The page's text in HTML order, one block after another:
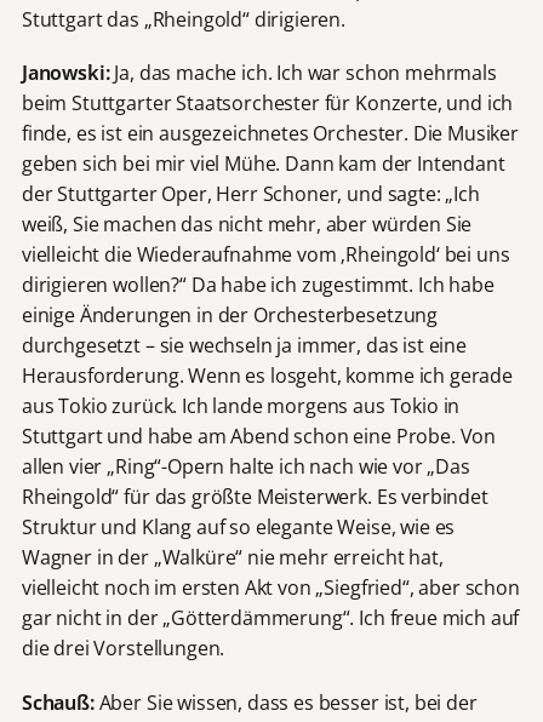
Stuttgart das „Rheingold“ dirigieren.
Janowski:Ja, das mache ich. Ich war schon mehrmals
beim Stuttgarter Staatsorchester für Konzerte, und ich
finde, es ist ein ausgezeichnetes Orchester. Die Musiker
geben sich bei mir viel Mühe. Dann kam der Intendant
der Stuttgarter Oper, Herr Schoner, und sagte: „Ich
weiß, Sie machen das nicht mehr, aber würden Sie
vielleicht die Wiederaufnahme vom ‚Rheingold‘ bei uns
dirigieren wollen?“ Da habe ich zugestimmt. Ich habe
einige Änderungen in der Orchesterbesetzung
durchgesetzt – sie wechseln ja immer, das ist eine
Herausforderung. Wenn es losgeht, komme ich gerade
aus Tokio zurück. Ich lande morgens aus Tokio in
Stuttgart und habe am Abend schon eine Probe. Von
allen vier „Ring“-Opern halte ich nach wie vor „Das
Rheingold“ für das größte Meisterwerk. Es verbindet
Struktur und Klang auf so elegante Weise, wie es
Wagner in der „Walküre“ nie mehr erreicht hat,
vielleicht noch im ersten Akt von „Siegfried“, aber schon
gar nicht in der „Götterdämmerung“. Ich freue mich auf
die drei Vorstellungen.
Schauß:Aber Sie wissen, dass es besser ist, bei der